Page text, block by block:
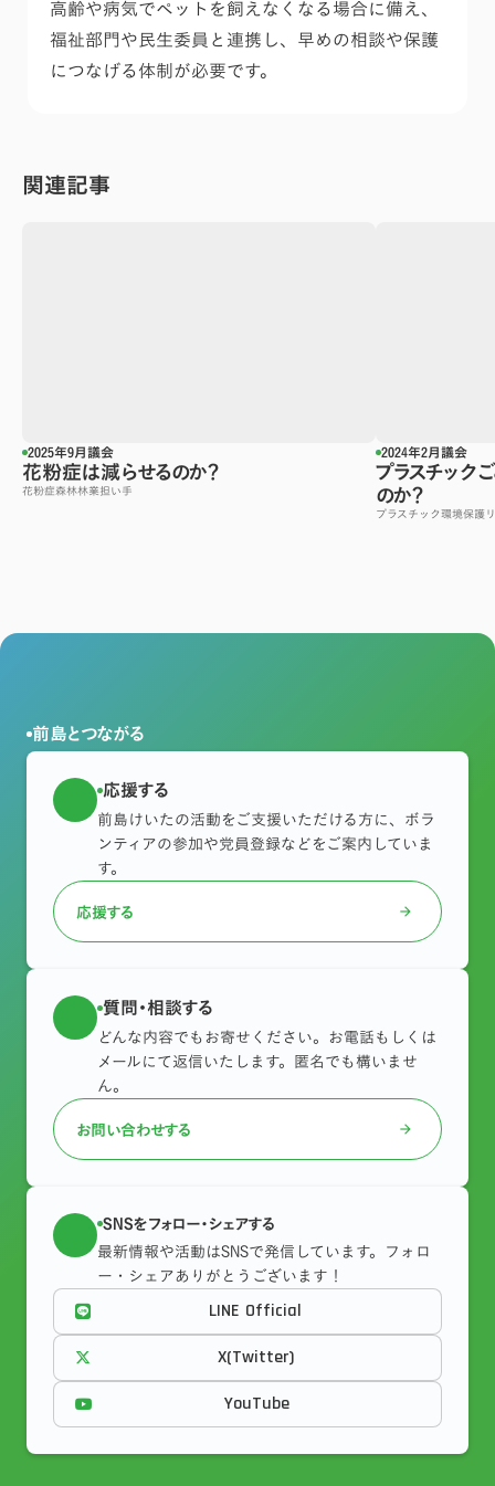
高齢や病気でペットを飼えなくなる場合に備え、
福祉部門や民生委員と連携し、早めの相談や保護
につなげる体制が必要です。
関連記事
2025年9月議会
花粉症は減らせるのか？
花粉症森林林業担い手
2024年2月議会
プラスチック
のか？
プラスチック環境保護
前島とつながる
応援する
前島けいたの活動をご支援いただける方に、ボラ
ンティアの参加や党員登録などをご案内していま
す。
応援する
arrow_forward
質問・相談する
どんな内容でもお寄せください。お電話もしくは
メールにて返信いたします。匿名でも構いませ
ん。
お問い合わせする
arrow_forward
SNSをフォロー・シェアする
最新情報や活動はSNSで発信しています。フォロ
ー・シェアありがとうございます！
LINE Official
X(Twitter)
YouTube